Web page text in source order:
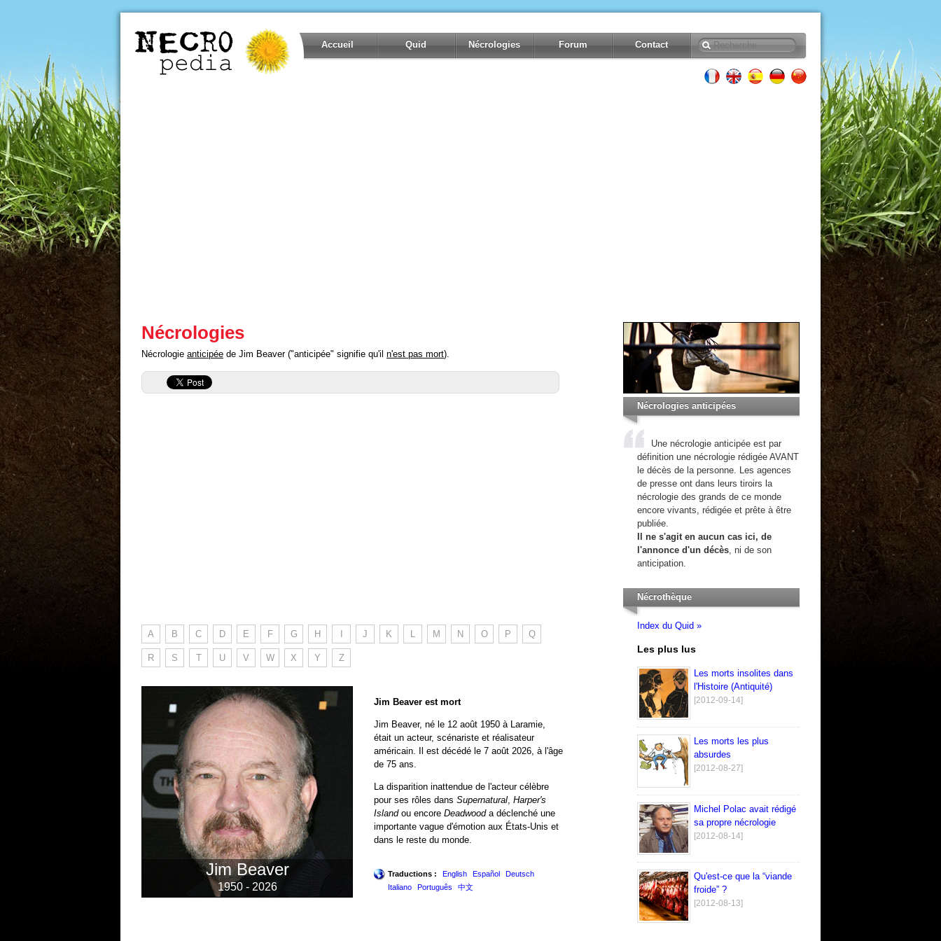
Accueil Quid Nécrologies Forum Contact
Nécrologies
Nécrologie anticipée de Jim Beaver ("anticipée" signifie qu'il n'est pas mort).
A B C D E F G H J K L M N O P Q
R S T U V W X Y Z
Jim Beaver
1950 - 2026
Jim Beaver est mort
Jim Beaver, né le 12 août 1950 à Laramie,
était un acteur, scénariste et réalisateur
américain. Il est décédé le 7 août 2026, à l'âge
de 75 ans.
La disparition inattendue de l'acteur célèbre
pour ses rôles dans Supernatural Harper's
Islandou encore Deadwooda déclenché une
importante vague d'émotion aux États-Unis et
dans le reste du monde.
Traductions : English Español
Deutsch
Italiano
Português 中文
Nécrologies anticipées
Une nécrologie anticipée est par
définition une nécrologie rédigée AVANT
le décès de la personne. Les agences
de presse ont dans leurs tiroirs la
nécrologie des grands de ce monde
encore vivants, rédigée et prête à être
publiée.
Il ne s'agit en aucun cas ici, de
l'annonce d'un décès, ni de son
anticipation.
Nécrothèque
Index du Quid »
Les plus lus
Les morts insolites dans
l'Histoire (Antiquité)
[2012-09-14]
Les morts les plus
absurdes
[2012-08-27]
Michel Polac avait rédigé
sa propre nécrologie
[2012-08-14]
Qu'est-ce que la “viande
froide” ?
[2012-08-13]